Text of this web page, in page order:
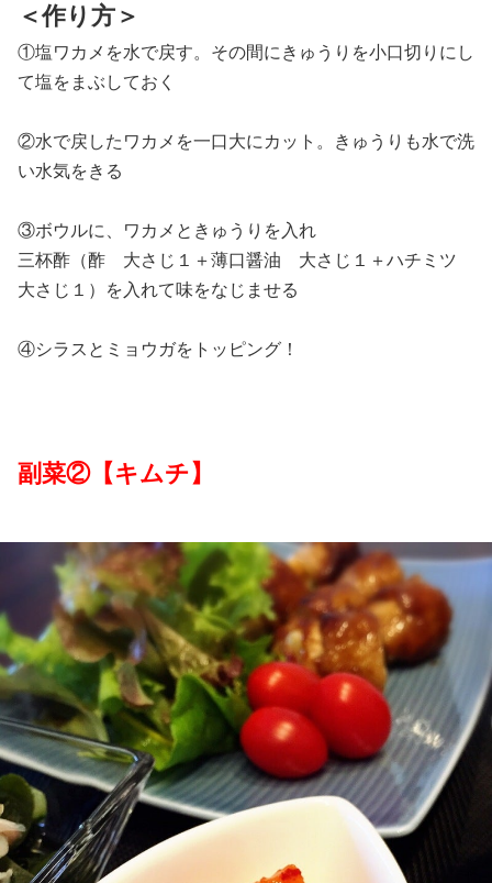
＜作り方＞
①塩ワカメを水で戻す。その間にきゅうりを小口切りにし
て塩をまぶしておく
②水で戻したワカメを一口大にカット。きゅうりも水で洗
い水気をきる
③ボウルに、ワカメときゅうりを入れ
三杯酢（酢 大さじ１＋薄口醤油 大さじ１＋ハチミツ
大さじ１）を入れて味をなじませる
④シラスとミョウガをトッピング！
副菜②【キムチ】